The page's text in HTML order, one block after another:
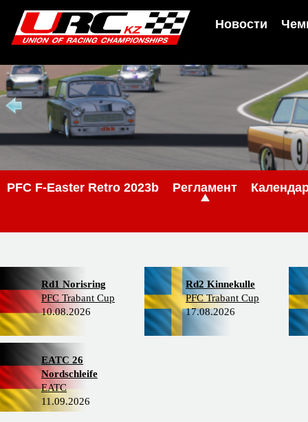
Новости
PFС F-Easter Retro 2023b Регламент
Rd1 Norisring
PFC Trabant Cup
10.08.2026
Rd2 Kinnekulle
PFC Trabant Cup
17.08.2026
EATC 26
Nordschleife
EATC
11.09.2026